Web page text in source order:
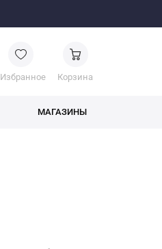
Избранное Корзина
МАГАЗИНЫ